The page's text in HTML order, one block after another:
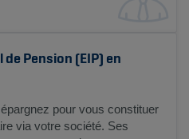
Pension (EIP) en
pour vous constituer
via votre société. Ses